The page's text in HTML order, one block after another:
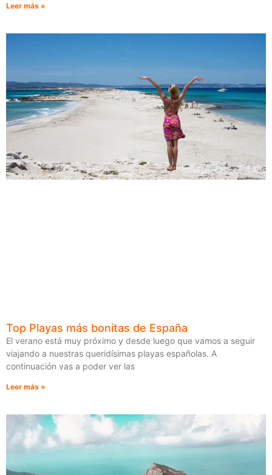
Leer más »
Top Playas más bonitas de España
El verano está muy próximo y desde luego que vamos a seguir
viajando a nuestras queridísimas playas españolas. A
continuación vas a poder ver las
Leer más »